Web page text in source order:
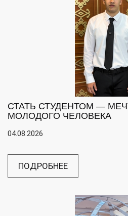
СТАТЬ СТУДЕНТОМ —
МОЛОДОГО ЧЕЛОВЕКА
04.08.2026
ПОДРОБНЕЕ